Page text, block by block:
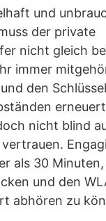
und
der private
nicht gleich
immer
den
nicht blind
als 30
und den
abhören zu